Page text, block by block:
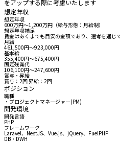
をアップする際に考慮いたします
想定年収
想定年収
600万円〜1,200万円（給与形態：月給制）
想定年収補足
賃金はあくまでも目安の金額であり、選考を通じ
月給
461,500円〜923,000円
基本給
355,400円〜675,400円
固定残業代
106,100円〜247,600円
賞与・昇給
賞与：2回 昇給：2回
ポジション
職種
・プロジェクトマネージャー(PM)
開発環境
開発言語
PHP
フレームワーク
Laravel、NestJS、Vue.js、jQuery、FuelPHP
DB・DWH